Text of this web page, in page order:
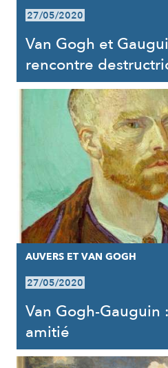
27/05/2020
Van Gogh et
rencontre
AUVERS ET VAN GOGH
27/05/2020
Van Gogh-Gauguin
amitié